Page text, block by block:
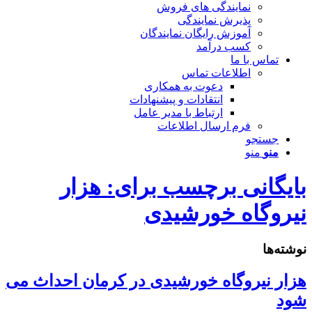
نمایندگی های فروش
پذیرش نمایندگی
آموزش رایگان نمایندگان
کسب درآمد
تماس با ما
اطلاعات تماس
دعوت به همکاری
انتقادات و پیشنهادات
ارتباط با مدیر عامل
فرم ارسال اطلاعات
جستجو
منو منو
بایگانی برچسب برای: هزار
نیروگاه خورشیدی
نوشته‌ها
هزار نیروگاه خورشیدی در کرمان احداث می
شود